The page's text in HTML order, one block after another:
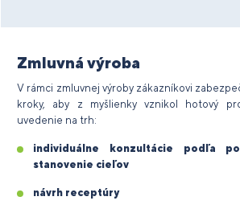
Zmluvná výroba
V rámci zmluvnej výroby zákazníkovi
kroky, aby z myšlienky vznikol hotový
uvedenie na trh:
individuálne konzultácie podľa
stanovenie cieľov
návrh receptúry